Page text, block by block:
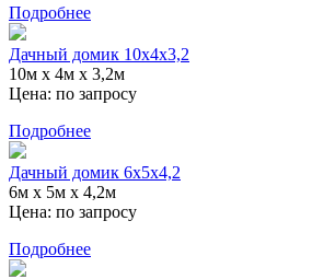
Подробнее
Дачный домик 10x4x3,2
10м x 4м x 3,2м
Цена: по запросу
Подробнее
Дачный домик 6x5x4,2
6м x 5м x 4,2м
Цена: по запросу
Подробнее